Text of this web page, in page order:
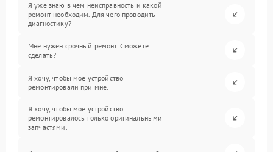
Я уже знаю в чем неисправность и какой
ремонт необходим. Для чего проводить
диагностику?
Мне нужен срочный ремонт. Сможете
сделать?
Я хочу, чтобы мое устройство
ремонтировали при мне.
Я хочу, чтобы мое устройство
ремонтировалось только оригинальными
запчастями.